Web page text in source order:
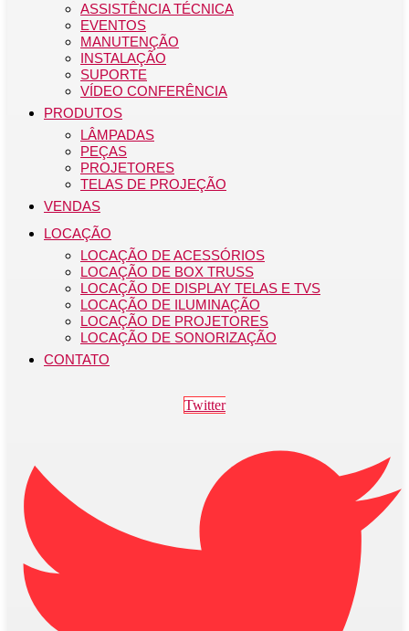
ASSISTÊNCIA TÉCNICA
EVENTOS
MANUTENÇÃO
INSTALAÇÃO
SUPORTE
VÍDEO CONFERÊNCIA
PRODUTOS
LÂMPADAS
PEÇAS
PROJETORES
TELAS DE PROJEÇÃO
VENDAS
LOCAÇÃO
LOCAÇÃO DE ACESSÓRIOS
LOCAÇÃO DE BOX TRUSS
LOCAÇÃO DE DISPLAY TELAS E TVS
LOCAÇÃO DE ILUMINAÇÃO
LOCAÇÃO DE PROJETORES
LOCAÇÃO DE SONORIZAÇÃO
CONTATO
Twitter